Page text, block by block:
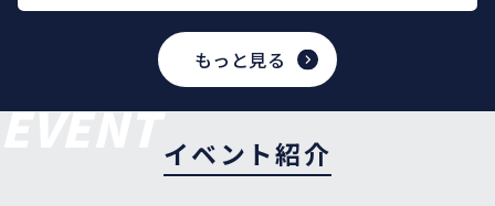
もっと見る
EVENTイベント紹介